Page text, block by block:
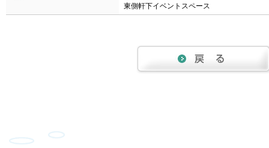
東側軒下イベントスペース